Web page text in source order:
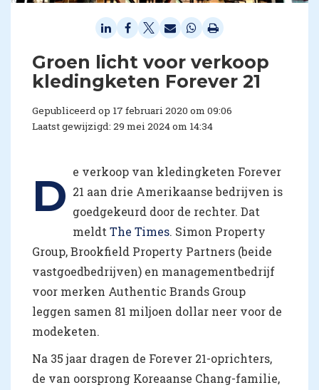
Groen licht voor verkoop
kledingketen Forever 21
Gepubliceerd op 17 februari 2020 om 09:06
Laatst gewijzigd: 29 mei 2024 om 14:34
D e verkoop van kledingketen Forever
21 aan drie Amerikaanse bedrijven is
goedgekeurd door de rechter. Dat
meldt The Times. Simon Property
Group, Brookfield Property Partners (beide
vastgoedbedrijven) en managementbedrijf
voor merken Authentic Brands Group
leggen samen 81 miljoen dollar neer voor de
modeketen.
Na 35 jaar dragen de Forever 21-oprichters,
de van oorsprong Koreaanse Chang-familie,